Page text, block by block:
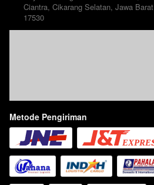
Ciantra, Cikarang Selatan, Jawa Barat
17530
Metode Pengiriman